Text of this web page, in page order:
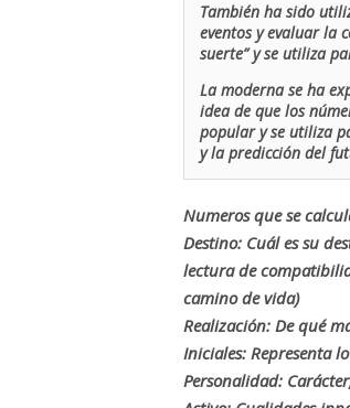
También ha sido
eventos y evaluar la
suerte” y se utiliza
La moderna se ha
idea de que los
popular y se utiliza
y la predicción del
Numeros que se
Destino: Cuál es su
lectura de
camino de vida)
Realización: De qué
Iniciales: Representa
Personalidad: